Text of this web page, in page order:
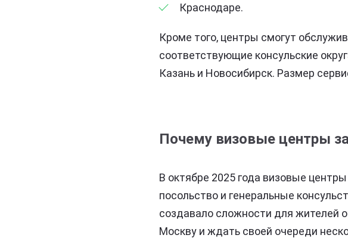
Краснодаре.
Кроме того, центры смогут
соответствующие консульские
Казань и Новосибирск. Размер
Почему визовые центры
В октябре 2025 года визовые
посольство и генеральные
создавало сложности для жителей
Москву и ждать своей очереди